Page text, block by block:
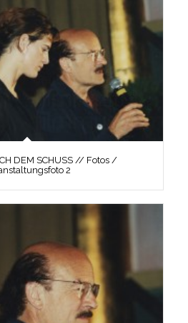
DEM SCHUSS // Fotos /
2